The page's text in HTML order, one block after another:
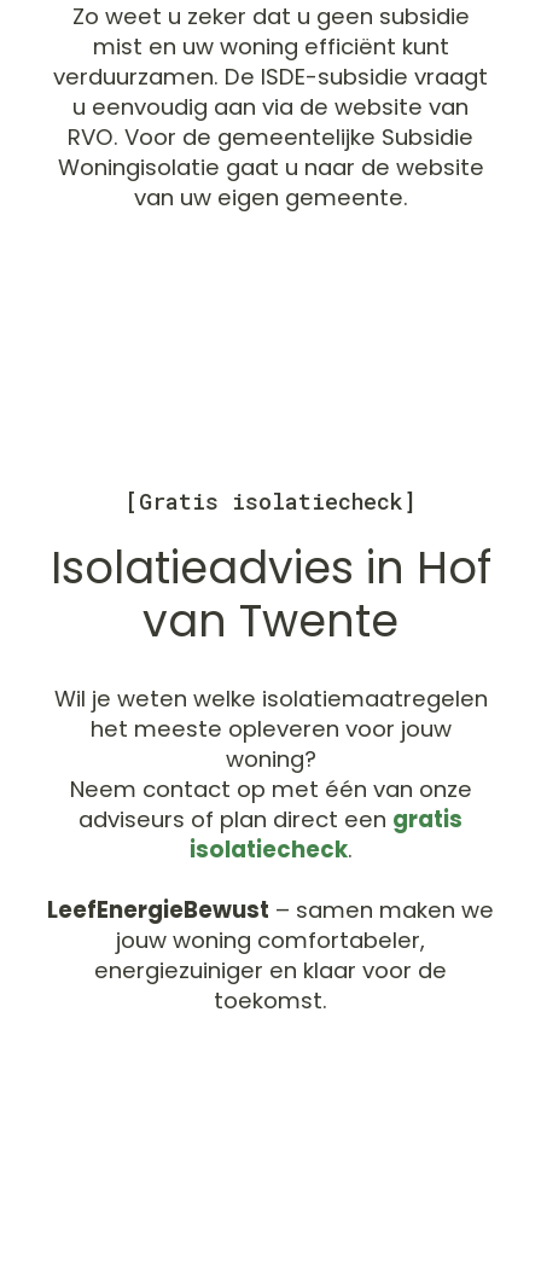
Zo weet u zeker dat u geen subsidie
mist en uw woning efficiënt kunt
verduurzamen. De ISDE-subsidie vraagt
u eenvoudig aan via de website van
RVO. Voor de gemeentelijke Subsidie
Woningisolatie gaat u naar de website
van uw eigen gemeente.
[Gratis isolatiecheck]
Isolatieadvies in Hof
van Twente
Wil je weten welke isolatiemaatregelen
het meeste opleveren voor jouw
woning?
Neem contact op met één van onze
adviseurs of plan direct een gratis
isolatiecheck.
LeefEnergieBewust – samen maken we
jouw woning comfortabeler,
energiezuiniger en klaar voor de
toekomst.